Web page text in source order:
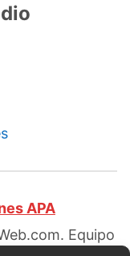
APA
Equipo